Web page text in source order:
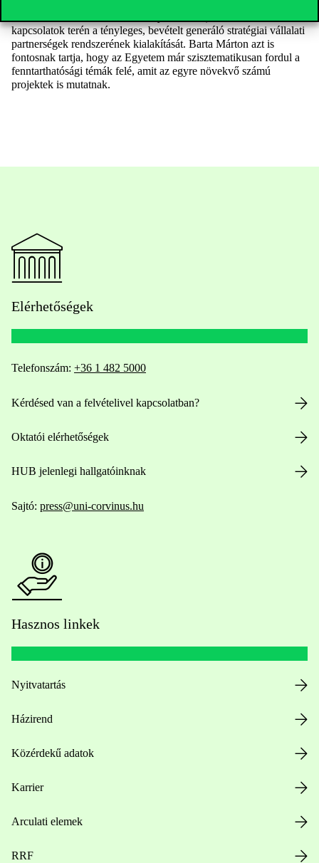
kapcsolatok terén a tényleges, bevételt generáló stratégiai vállalati
partnerségek rendszerének kialakítását. Barta Márton azt is
fontosnak tartja, hogy az Egyetem már szisztematikusan fordul a
fenntarthatósági témák felé, amit az egyre növekvő számú
projektek is mutatnak.
Elérhetőségek
Telefonszám: +36 1 482 5000
Kérdésed van a felvételivel kapcsolatban?
Oktatói elérhetőségek
HUB jelenlegi hallgatóinknak
Sajtó: press@uni-corvinus.hu
Hasznos linkek
Nyitvatartás
Házirend
Közérdekű adatok
Karrier
Arculati elemek
RRF